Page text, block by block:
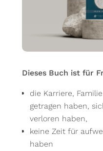
Dieses Buch ist für
die Karriere,
getragen haben,
verloren haben,
keine Zeit für
haben